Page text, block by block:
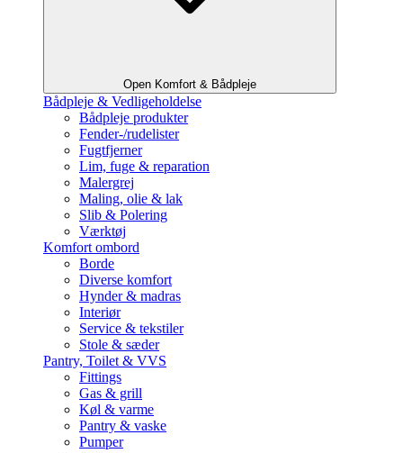
Open Komfort & Bådpleje
Bådpleje & Vedligeholdelse
Bådpleje produkter
Fender-/rudelister
Fugtfjerner
Lim, fuge & reparation
Malergrej
Maling, olie & lak
Slib & Polering
Værktøj
Komfort ombord
Borde
Diverse komfort
Hynder & madras
Interiør
Service & tekstiler
Stole & sæder
Pantry, Toilet & VVS
Fittings
Gas & grill
Køl & varme
Pantry & vaske
Pumper